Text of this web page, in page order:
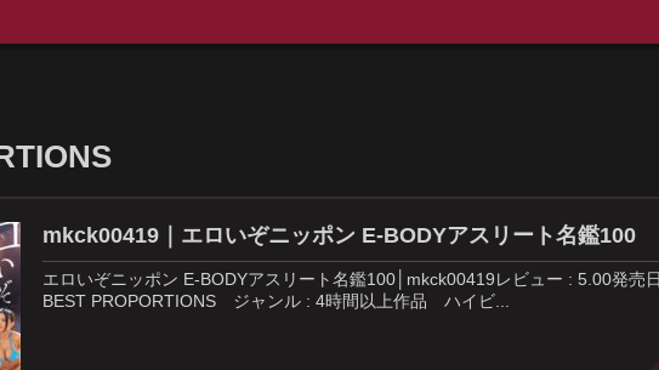
mkck00419｜エロいぞニッポン E-BODYアスリート名鑑100
エロいぞニッポン E-BODYアスリート名鑑100│mkck00419レビュー : 5.00発売
BEST PROPORTIONS ジャンル : 4時間以上作品 ハイビ...